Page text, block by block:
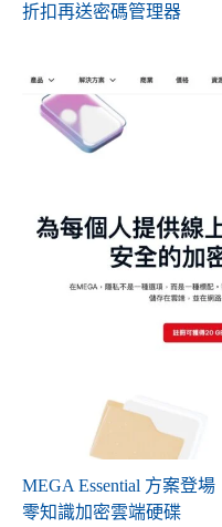
折扣再送密碼管理器
MEGA Essential 方案登
零知識加密雲端硬碟